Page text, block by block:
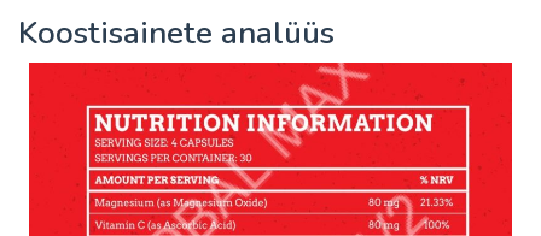
Koostisainete analüüs